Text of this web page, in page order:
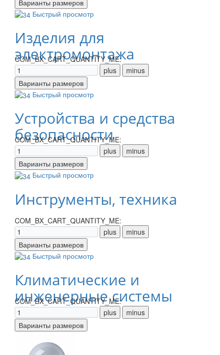
Быстрый просмотр
Изделия для
электромонтажа
COM_BX_CART_QUANTITY_ME:
Быстрый просмотр
Устройства и средства
безопасности
COM_BX_CART_QUANTITY_ME:
Быстрый просмотр
Инструменты, техника
COM_BX_CART_QUANTITY_ME:
Быстрый просмотр
Климатические и
инженерные системы
COM_BX_CART_QUANTITY_ME: